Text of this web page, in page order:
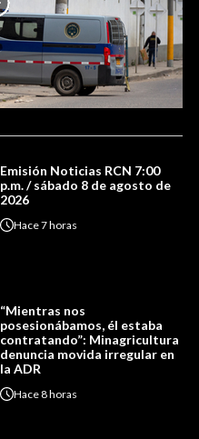
Emisión Noticias RCN 7:00
p.m. / sábado 8 de agosto de
2026
Hace7 horas
“Mientras nos
posesionábamos, él estaba
contratando”: Minagricultura
denuncia movida irregular en
la ADR
Hace8 horas